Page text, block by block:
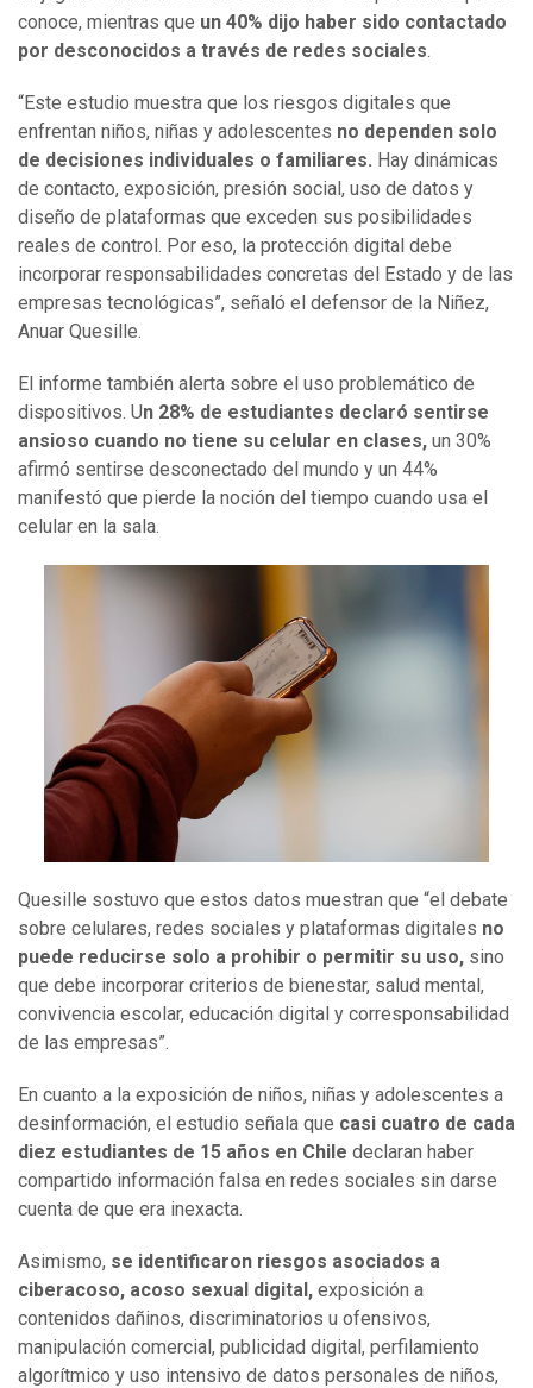
conoce, mientras que un 40% dijo haber sido contactado
por desconocidos a través de redes sociales.
“Este estudio muestra que los riesgos digitales que
enfrentan niños, niñas y adolescentes no dependen solo
de decisiones individuales o familiares. Hay dinámicas
de contacto, exposición, presión social, uso de datos y
diseño de plataformas que exceden sus posibilidades
reales de control. Por eso, la protección digital debe
incorporar responsabilidades concretas del Estado y de las
empresas tecnológicas”, señaló el defensor de la Niñez,
Anuar Quesille.
El informe también alerta sobre el uso problemático de
dispositivos. Un 28% de estudiantes declaró sentirse
ansioso cuando no tiene su celular en clases, un 30%
afirmó sentirse desconectado del mundo y un 44%
manifestó que pierde la noción del tiempo cuando usa el
celular en la sala.
Quesille sostuvo que estos datos muestran que “el debate
sobre celulares, redes sociales y plataformas digitales no
puede reducirse solo a prohibir o permitir su uso, sino
que debe incorporar criterios de bienestar, salud mental,
convivencia escolar, educación digital y corresponsabilidad
de las empresas”.
En cuanto a la exposición de niños, niñas y adolescentes a
desinformación, el estudio señala que casi cuatro de cada
diez estudiantes de 15 años en Chile declaran haber
compartido información falsa en redes sociales sin darse
cuenta de que era inexacta.
Asimismo, se identificaron riesgos asociados a
ciberacoso, acoso sexual digital, exposición a
contenidos dañinos, discriminatorios u ofensivos,
manipulación comercial, publicidad digital, perfilamiento
algorítmico y uso intensivo de datos personales de niños,